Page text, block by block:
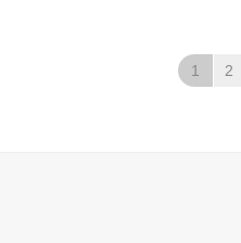
1 2